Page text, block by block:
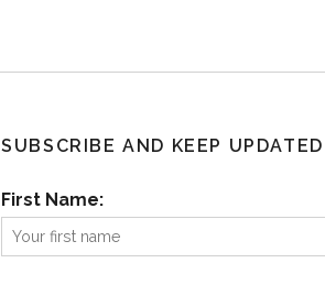
SUBSCRIBE AND KEEP UPDATED
First Name: